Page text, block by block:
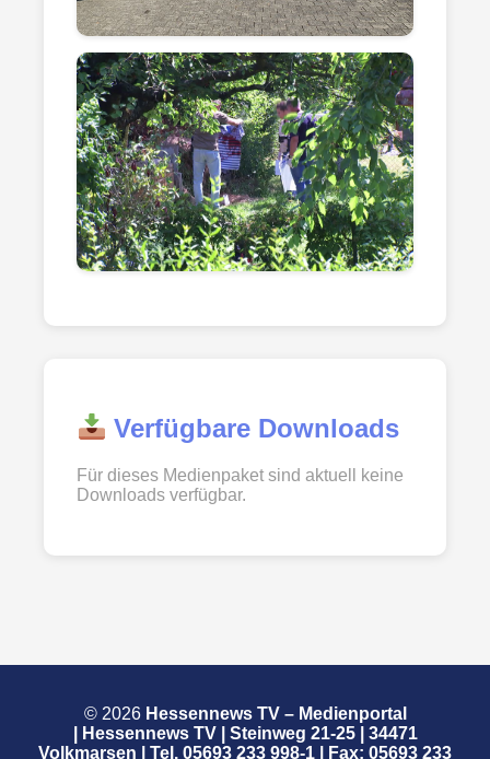
Verfügbare Downloads
Für dieses Medienpaket sind aktuell keine
Downloads verfügbar.
© 2026Hessennews TV – Medienportal
| Hessennews TV | Steinweg 21-25 | 34471
Volkmarsen | Tel. 05693 233 998-1 | Fax: 05693 233